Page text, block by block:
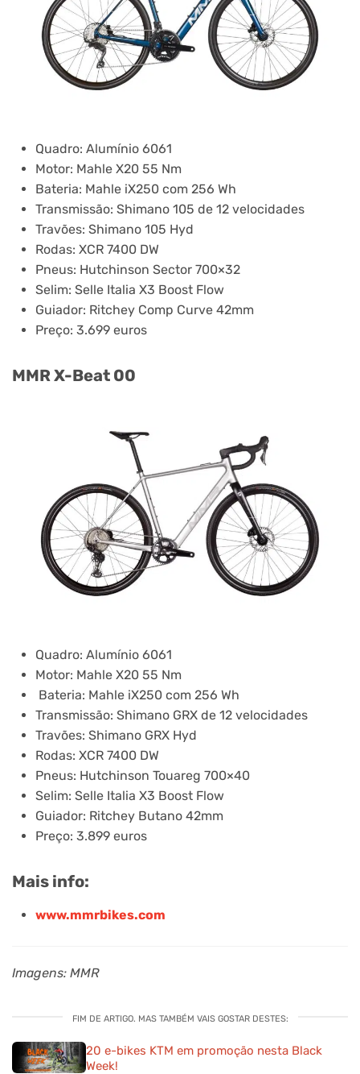
Quadro: Alumínio 6061
Motor: Mahle X20 55 Nm
Bateria: Mahle iX250 com 256 Wh
Transmissão: Shimano 105 de 12 velocidades
Travões: Shimano 105 Hyd
Rodas: XCR 7400 DW
Pneus: Hutchinson Sector 700×32
Selim: Selle Italia X3 Boost Flow
Guiador: Ritchey Comp Curve 42mm
Preço: 3.699 euros
MMR X-Beat 00
Quadro: Alumínio 6061
Motor: Mahle X20 55 Nm
Bateria: Mahle iX250 com 256 Wh
Transmissão: Shimano GRX de 12 velocidades
Travões: Shimano GRX Hyd
Rodas: XCR 7400 DW
Pneus: Hutchinson Touareg 700×40
Selim: Selle Italia X3 Boost Flow
Guiador: Ritchey Butano 42mm
Preço: 3.899 euros
Mais info:
www.mmrbikes.com
Imagens: MMR
FIM DE ARTIGO. MAS TAMBÉM VAIS GOSTAR DESTES:
20 e-bikes KTM em promoção nesta Black
Week!